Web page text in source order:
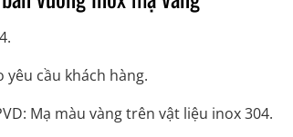
yêu cầu khách hàng.
Mạ màu vàng trên vật liệu inox 304.